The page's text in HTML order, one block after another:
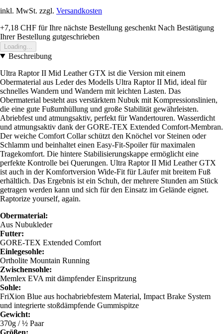
inkl. MwSt. zzgl. Versandkosten
+7,18 CHF für Ihre nächste Bestellung geschenkt Nach Bestätigung
Ihrer Bestellung gutgeschrieben
Loading...
Beschreibung
Ultra Raptor II Mid Leather GTX ist die Version mit einem
Obermaterial aus Leder des Modells Ultra Raptor II Mid, ideal für
schnelles Wandern und Wandern mit leichten Lasten. Das
Obermaterial besteht aus verstärktem Nubuk mit Kompressionslinien,
die eine gute Fußumhüllung und große Stabilität gewährleisten.
Abriebfest und atmungsaktiv, perfekt für Wandertouren. Wasserdicht
und atmungsaktiv dank der GORE-TEX Extended Comfort-Membran.
Der weiche Comfort Collar schützt den Knöchel vor Steinen oder
Schlamm und beinhaltet einen Easy-Fit-Spoiler für maximalen
Tragekomfort. Die hintere Stabilisierungskappe ermöglicht eine
perfekte Kontrolle bei Querungen. Ultra Raptor II Mid Leather GTX
ist auch in der Komfortversion Wide-Fit für Läufer mit breitem Fuß
erhältlich. Das Ergebnis ist ein Schuh, der mehrere Stunden am Stück
getragen werden kann und sich für den Einsatz im Gelände eignet.
Raptorize yourself, again.
Obermaterial:
Aus Nubukleder
Futter:
GORE-TEX Extended Comfort
Einlegesohle:
Ortholite Mountain Running
Zwischensohle:
Memlex EVA mit dämpfender Einspritzung
Sohle:
FriXion Blue aus hochabriebfestem Material, Impact Brake System
und integrierte stoßdämpfende Gummispitze
Gewicht:
370g / ½ Paar
Größen: